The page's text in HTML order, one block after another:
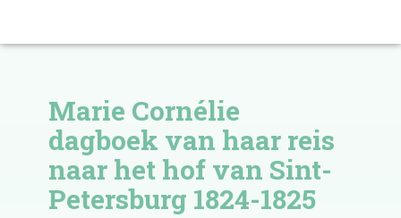
Marie Cornélie
dagboek van haar reis
naar het hof van Sint-
Petersburg 1824-1825